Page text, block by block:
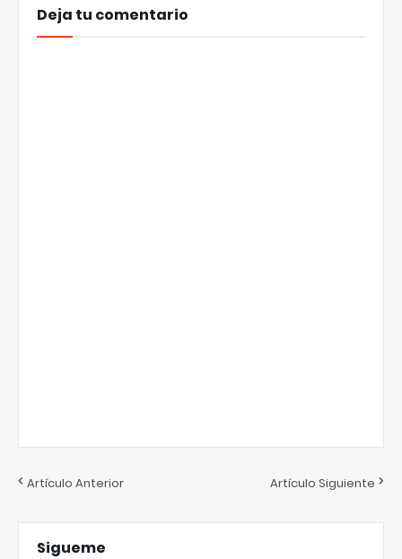
Deja tu comentario
Artículo Anterior Artículo Siguiente
Sigueme